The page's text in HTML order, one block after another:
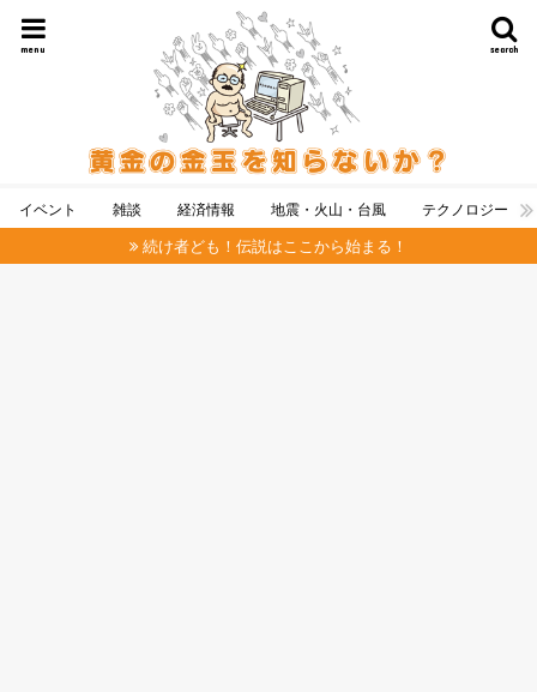
search
menu
イベント 雑談 経済情報 地震・火山・台風 テクノロジー
続け者ども！伝説はここから始まる！